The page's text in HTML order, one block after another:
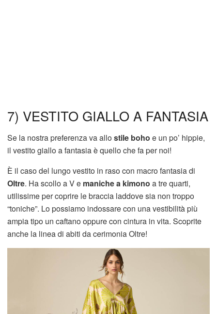
7) VESTITO GIALLO A FANTASIA
Se la nostra preferenza va allostile boho e un po’ hippie,
il vestito giallo a fantasia è quello che fa per noi!
È il caso del lungo vestito in raso con macro fantasia di
Oltre. Ha scollo a V e maniche a kimono a tre quarti,
utilissime per coprire le braccia laddove sia non troppo
“toniche”. Lo possiamo indossare con una vestibilità più
ampia tipo un caftano oppure con cintura in vita. Scoprite
anche la linea di abiti da cerimonia Oltre!